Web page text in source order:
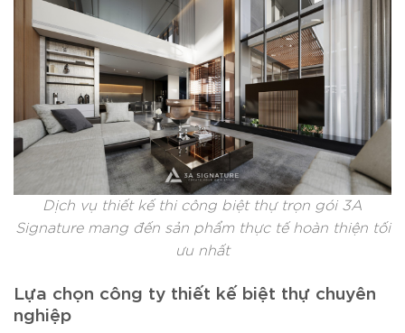
Dịch vụ thiết kế thi công biệt thự trọn gói 3A
Signature mang đến sản phẩm thực tế hoàn thiện tối
ưu nhất
Lựa chọn công ty thiết kế biệt thự chuyên
nghiệp